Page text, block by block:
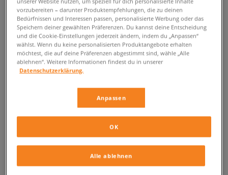
Heutzutage sind Beutel ein unverzichtbares Attribut eines jeden
Streetwear-Liebhabers. Sie haben die Herzen aller Modefreaks im
Sturm erobert - ihr originelles Design und ihre Funktionalität werden von
Millionen geliebt. Vor allem zeichnen sich die Beutel durch eine
Kombination aus nie dagewesener Leichtigkeit und Kapazität aus.
Vergiss Accessoires wie traditionelle, schwere Rucksäcke - diese Phase
Komfort, die du in den Rückentaschen findest. Im Angebot von Sizeer
findest du viele stylische Vorschläge von den besten Streetwear-Marken:
Vans, Confront, Converse, adidas. Vervollständige dein Outfit mit einem
originellen Beutel und genieße den Komfort von Sizeer!
Der Beutel und seine Anfänge
Ursprünglich wurden Sportbeutel vor allem von Arbeitern, Seeleuten
vorzubereiten – darunter Produktempfehlungen, die zu deinen
Bedürfnissen und Interessen passen, personalisierte Werbung oder das
Speichern deiner gewählten Präferenzen. Du kannst deine Entscheidung
und die Cookie-Einstellungen jederzeit ändern, indem du „Anpassen“
wählst. Wenn du keine personalisierten Produktangebote erhalten
möchtest, die auf deine Präferenzen abgestimmt sind, wähle „Alle
ablehnen“. Weitere Informationen findest du in unserer
Datenschutzerklärung.
Anpassen
Alle ablehnen
OK